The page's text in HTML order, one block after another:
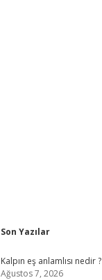
Sidebar
Son Yazılar
Kalpın eş anlamlısı nedir ?
Ağustos 7, 2026